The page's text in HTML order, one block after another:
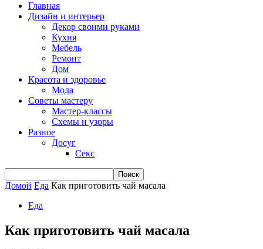
Главная
Дизайн и интерьер
Декор своими руками
Кухня
Мебель
Ремонт
Дом
Красота и здоровье
Мода
Советы мастеру
Мастер-классы
Схемы и узоры
Разное
Досуг
Секс
Домой Еда Как приготовить чай масала
Еда
Как приготовить чай масала